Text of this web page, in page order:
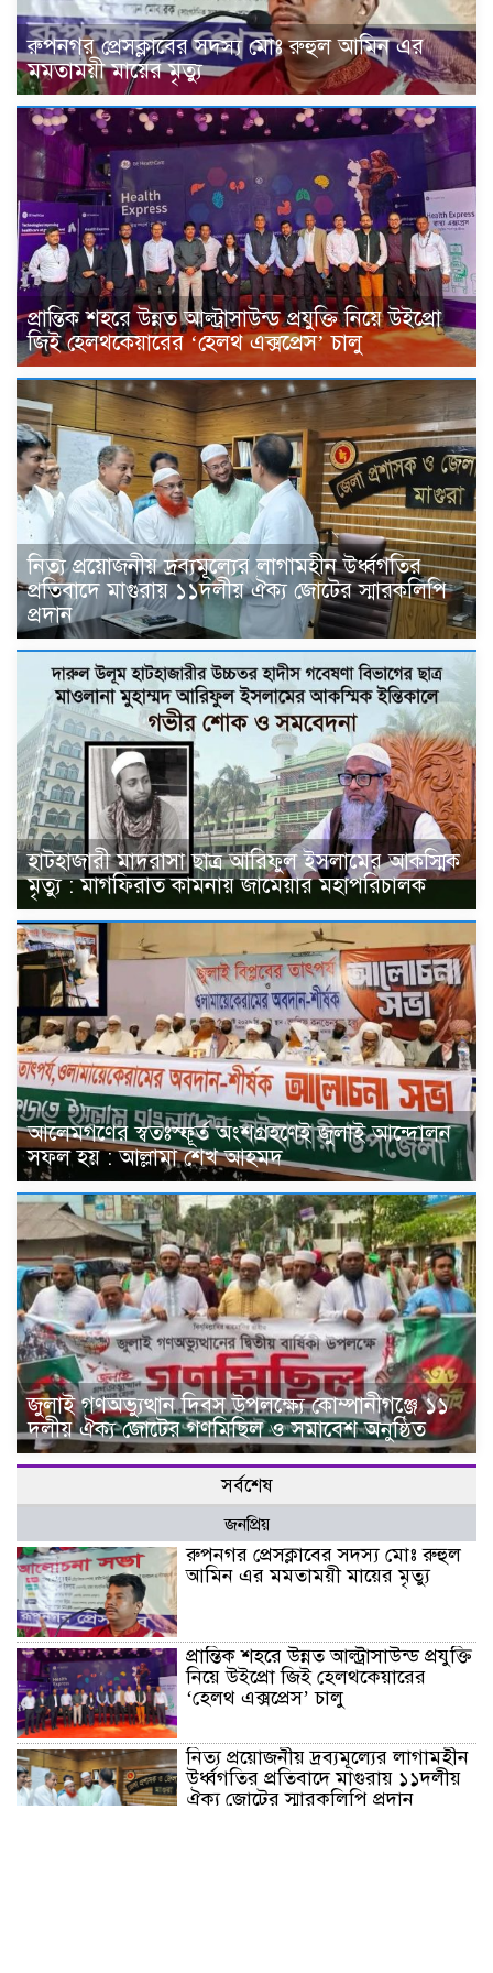
রুপনগর প্রেসক্লাবের সদস্য মোঃ রুহুল আমিন এর
মমতাময়ী মায়ের মৃত্যু
প্রান্তিক শহরে উন্নত আল্ট্রাসাউন্ড প্রযুক্তি নিয়ে উইপ্রো
জিই হেলথকেয়ারের ‘হেলথ এক্সপ্রেস’ চালু
নিত্য প্রয়োজনীয় দ্রব্যমূল্যের লাগামহীন উর্ধ্বগতির
প্রতিবাদে মাগুরায় ১১দলীয় ঐক্য জোটের স্মারকলিপি
প্রদান
হাটহাজারী মাদরাসা ছাত্র আরিফুল ইসলামের আকস্মিক
মৃত্যু : মাগফিরাত কামনায় জামেয়ার মহাপরিচালক
আলেমগণের স্বতঃস্ফূর্ত অংশগ্রহণেই জুলাই আন্দোলন
সফল হয় : আল্লামা শেখ আহমদ
জুলাই গণঅভ্যুত্থান দিবস উপলক্ষ্যে কোম্পানীগঞ্জে ১১
দলীয় ঐক্য জোটের গণমিছিল ও সমাবেশ অনুষ্ঠিত
সর্বশেষ
জনপ্রিয়
রুপনগর প্রেসক্লাবের সদস্য মোঃ রুহুল
আমিন এর মমতাময়ী মায়ের মৃত্যু
প্রান্তিক শহরে উন্নত আল্ট্রাসাউন্ড প্রযুক্তি
নিয়ে উইপ্রো জিই হেলথকেয়ারের
‘হেলথ এক্সপ্রেস’ চালু
নিত্য প্রয়োজনীয় দ্রব্যমূল্যের লাগামহীন
উর্ধ্বগতির প্রতিবাদে মাগুরায় ১১দলীয়
ঐক্য জোটের স্মারকলিপি প্রদান